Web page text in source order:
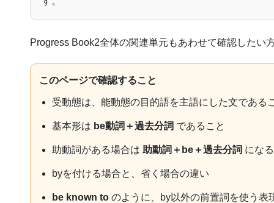
Progress Book2全体の関連単元もあわせて確認したい
このページで確認すること
受動態は、能動態の目的語を主語にした文である
基本形は be動詞＋過去分詞 であること
助動詞がある場合は 助動詞＋be＋過去分詞 にな
byを付ける場合と、省く場合の違い
be known toのように、by以外の前置詞を使う表